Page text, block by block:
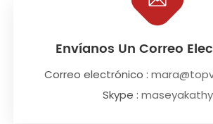
Envíanos Un Correo
Correo electrónico :
Skype : maseyakathy